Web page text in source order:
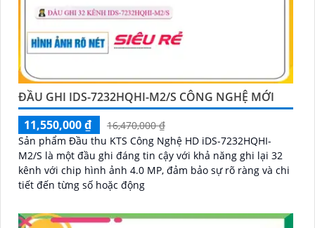
ĐẦU GHI IDS-7232HQHI-M2/S CÔNG NGHỆ MỚI
11,550,000 ₫
16,470,000 ₫
Sản phẩm Đầu thu KTS Công Nghệ HD iDS-7232HQHI-
M2/S là một đầu ghi đáng tin cậy với khả năng ghi lại 32
kênh với chip hình ảnh 4.0 MP, đảm bảo sự rõ ràng và chi
tiết đến từng số hoặc động